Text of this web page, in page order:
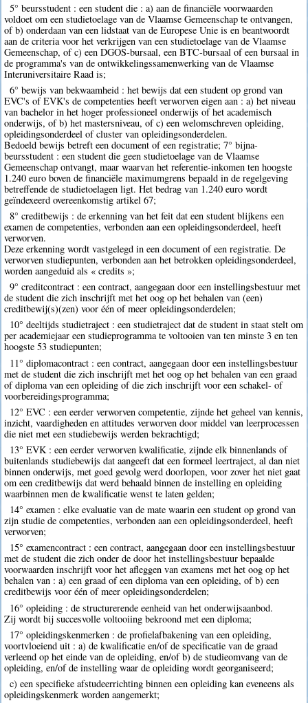
5° beursstudent : een student die : a) aan de financiële voorwaarden
voldoet om een studietoelage van de Vlaamse Gemeenschap te ontvangen,
of b) onderdaan van een lidstaat van de Europese Unie is en beantwoordt
aan de criteria voor het verkrijgen van een studietoelage van de Vlaamse
Gemeenschap, of c) een DGOS-bursaal, een BTC-bursaal of een bursaal in
de programma's van de ontwikkelingssamenwerking van de Vlaamse
Interuniversitaire Raad is;
6° bewijs van bekwaamheid : het bewijs dat een student op grond van
EVC's of EVK's de competenties heeft verworven eigen aan : a) het niveau
van bachelor in het hoger professioneel onderwijs of het academisch
onderwijs, of b) het mastersniveau, of c) een welomschreven opleiding,
opleidingsonderdeel of cluster van opleidingsonderdelen.
Bedoeld bewijs betreft een document of een registratie; 7° bijna-
beursstudent : een student die geen studietoelage van de Vlaamse
Gemeenschap ontvangt, maar waarvan het referentie-inkomen ten hoogste
1.240 euro boven de financiële maximumgrens bepaald in de regelgeving
betreffende de studietoelagen ligt. Het bedrag van 1.240 euro wordt
geïndexeerd overeenkomstig artikel 67;
8° creditbewijs : de erkenning van het feit dat een student blijkens een
examen de competenties, verbonden aan een opleidingsonderdeel, heeft
verworven.
Deze erkenning wordt vastgelegd in een document of een registratie. De
verworven studiepunten, verbonden aan het betrokken opleidingsonderdeel,
worden aangeduid als « credits »;
9° creditcontract : een contract, aangegaan door een instellingsbestuur met
de student die zich inschrijft met het oog op het behalen van (een)
creditbewij(s)(zen) voor één of meer opleidingsonderdelen;
10° deeltijds studietraject : een studietraject dat de student in staat stelt om
per academiejaar een studieprogramma te voltooien van ten minste 3 en ten
hoogste 53 studiepunten;
11° diplomacontract : een contract, aangegaan door een instellingsbestuur
met de student die zich inschrijft met het oog op het behalen van een graad
of diploma van een opleiding of die zich inschrijft voor een schakel- of
voorbereidingsprogramma;
12° EVC : een eerder verworven competentie, zijnde het geheel van kennis,
inzicht, vaardigheden en attitudes verworven door middel van leerprocessen
die niet met een studiebewijs werden bekrachtigd;
13° EVK : een eerder verworven kwalificatie, zijnde elk binnenlands of
buitenlands studiebewijs dat aangeeft dat een formeel leertraject, al dan niet
binnen onderwijs, met goed gevolg werd doorlopen, voor zover het niet gaat
om een creditbewijs dat werd behaald binnen de instelling en opleiding
waarbinnen men de kwalificatie wenst te laten gelden;
14° examen : elke evaluatie van de mate waarin een student op grond van
zijn studie de competenties, verbonden aan een opleidingsonderdeel, heeft
verworven;
15° examencontract : een contract, aangegaan door een instellingsbestuur
met de student die zich onder de door het instellingsbestuur bepaalde
voorwaarden inschrijft voor het afleggen van examens met het oog op het
behalen van : a) een graad of een diploma van een opleiding, of b) een
creditbewijs voor één of meer opleidingsonderdelen;
16° opleiding : de structurerende eenheid van het onderwijsaanbod.
Zij wordt bij succesvolle voltooiing bekroond met een diploma;
17° opleidingskenmerken : de profielafbakening van een opleiding,
voortvloeiend uit : a) de kwalificatie en/of de specificatie van de graad
verleend op het einde van de opleiding, en/of b) de studieomvang van de
opleiding, en/of de instelling waar de opleiding wordt georganiseerd;
c) een specifieke afstudeerrichting binnen een opleiding kan eveneens als
opleidingskenmerk worden aangemerkt;